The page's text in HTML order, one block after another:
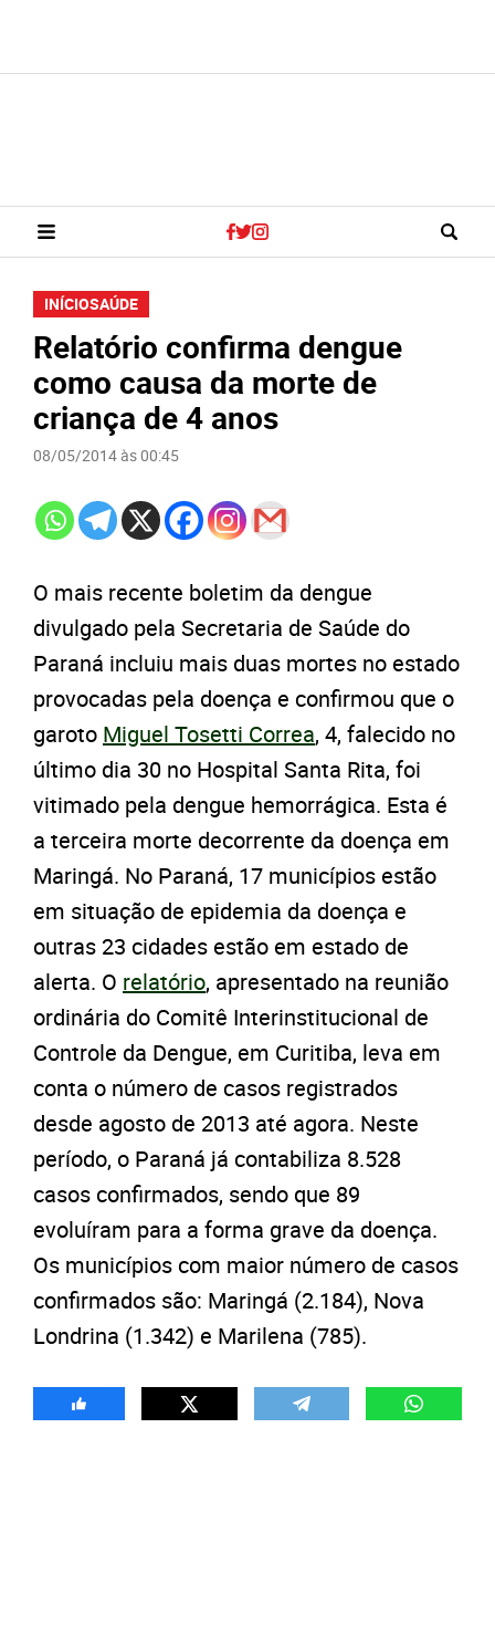
INÍCIOSAÚDE
Relatório confirma dengue
como causa da morte de
criança de 4 anos
08/05/2014 às 00:45
O mais recente boletim da dengue
divulgado pela Secretaria de Saúde do
Paraná incluiu mais duas mortes no estado
provocadas pela doença e confirmou que o
garoto Miguel Tosetti Correa, 4, falecido no
último dia 30 no Hospital Santa Rita, foi
vitimado pela dengue hemorrágica. Esta é
a terceira morte decorrente da doença em
Maringá. No Paraná, 17 municípios estão
em situação de epidemia da doença e
outras 23 cidades estão em estado de
alerta. O relatório, apresentado na reunião
ordinária do Comitê Interinstitucional de
Controle da Dengue, em Curitiba, leva em
conta o número de casos registrados
desde agosto de 2013 até agora. Neste
período, o Paraná já contabiliza 8.528
casos confirmados, sendo que 89
evoluíram para a forma grave da doença.
Os municípios com maior número de casos
confirmados são: Maringá (2.184), Nova
Londrina (1.342) e Marilena (785).